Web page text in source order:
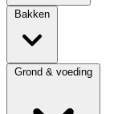
Bakken
Grond & voeding